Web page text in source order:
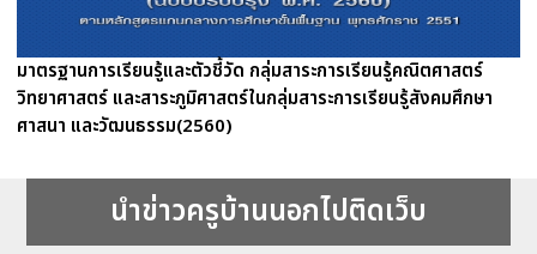
มาตรฐานการเรียนรู้และตัวชี้วัด กลุ่มสาระการเรียนรู้คณิตศาสตร์
วิทยาศาสตร์ และสาระภูมิศาสตร์ในกลุ่มสาระการเรียนรู้สังคมศึกษา
ศาสนา และวัฒนธรรม(2560)
นำข่าวครูบ้านนอกไปติดเว็บ